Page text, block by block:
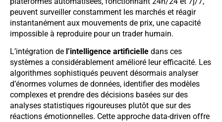
peuvent surveiller constamment les marchés et réagir
instantanément aux mouvements de prix, une capacité
impossible à reproduire pour un trader humain.
L’intégration de l’intelligence artificielle dans ces
systèmes a considérablement amélioré leur efficacité. Les
algorithmes sophistiqués peuvent désormais analyser
d’énormes volumes de données, identifier des modèles
complexes et prendre des décisions basées sur des
analyses statistiques rigoureuses plutôt que sur des
réactions émotionnelles. Cette approche data-driven offre